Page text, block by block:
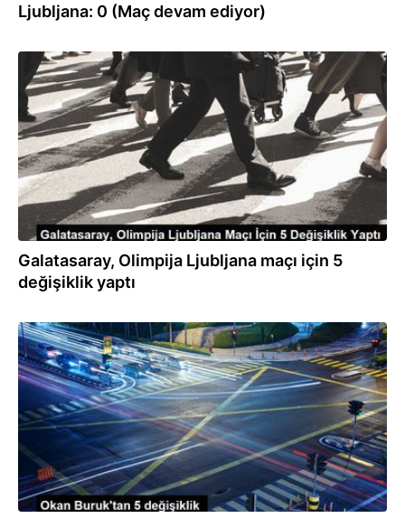
Ljubljana: 0 (Maç devam ediyor)
15.08.2023
Galatasaray, Olimpija Ljubljana maçı için 5
değişiklik yaptı
15.08.2023